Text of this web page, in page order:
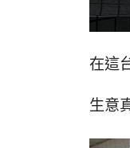
在這
生意